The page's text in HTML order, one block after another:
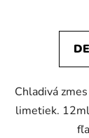
Chladivá
limetiek.